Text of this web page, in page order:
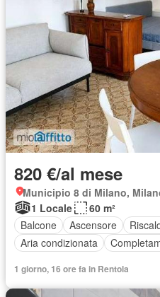
820 €/al mese
Municipio 8 di Milano,
1 Locale
60 m²
Balcone
Ascensore
Aria condizionata
1 giorno, 16 ore fa in Rentola